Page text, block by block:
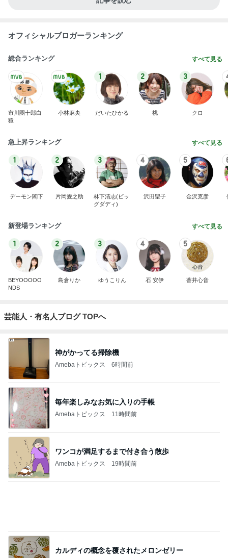
オフィシャルブロガーランキング
総合ランキング すべて見る
市川團十郎白
猿
小林麻央
1
だいたひかる
2
桃
3
クロ
急上昇ランキング すべて見る
1
デーモン閣下
2
片岡愛之助
3
林下清志(ビッ
グダディ)
4
沢田聖子
5
金沢克彦
新登場ランキング すべて見る
1
BEYOOOOO
NDS
2
島倉りか
3
ゆうこりん
4
石 安伊
5
蒼井心音
芸能人・有名人ブログ TOPへ
神がかってる掃除機
Amebaトピックス 6時間前
毎年楽しみなお気に入りの手帳
Amebaトピックス 11時間前
ワンコが満足するまで付き合う散歩
Amebaトピックス 19時間前
カルディの概念を覆されたメロンゼリー